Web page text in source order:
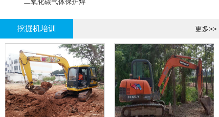
挖掘机培训 更多>>